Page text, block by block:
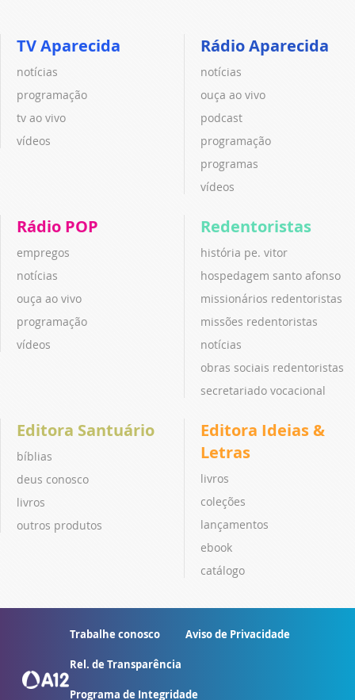
TV Aparecida
notícias
programação
tv ao vivo
vídeos
Rádio Aparecida
notícias
ouça ao vivo
podcast
programação
programas
vídeos
Rádio POP
empregos
notícias
ouça ao vivo
programação
vídeos
Redentoristas
história pe. vitor
hospedagem santo afonso
missionários redentoristas
missões redentoristas
notícias
obras sociais redentoristas
secretariado vocacional
Editora Santuário
bíblias
deus conosco
livros
outros produtos
Editora Ideias &
Letras
livros
coleções
lançamentos
ebook
catálogo
Trabalhe conosco Aviso de Privacidade
Rel. de Transparência
Programa de Integridade